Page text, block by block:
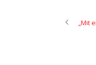
„Mit